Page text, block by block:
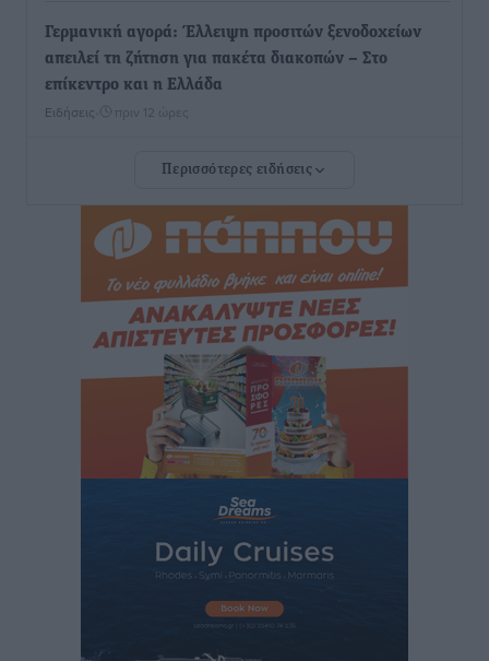
Γερμανική αγορά: Έλλειψη προσιτών ξενοδοχείων
απειλεί τη ζήτηση για πακέτα διακοπών – Στο
επίκεντρο και η Ελλάδα
Ειδήσεις πριν 12 ώρες
Νέο ξενοδοχείο στη Ρόδο για την H Hotels –
στην Κω
Τοπικές Ειδήσεις• πριν 12 ώρες
Αυτοκίνητο μπήκε παράνομα σε μονόδρομο στο
Μαστιχάρι – Αναποδογύρισε όχημα με μητέρα και
πριν 12 ώρες
“Η Ευρώπη αντιμετώπιζε το προσφυγικό σαν ταινία
τρόμου” – Η συγκλονιστική μαρτυρία της Χαρούλας
Γιασιράνη στον RV για τα γεγονότα που οδήγησαν στο
πριν 12 ώρες
Συναυλία με τον Γιάννη Κότσιρα στις 21 Αυγούστου
Περισσότερες ειδήσεις